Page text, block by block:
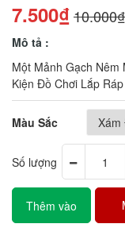
7.500₫10.000₫
Mô tả :
Một Mảnh Gạch Nêm
Kiện Đồ Chơi Lắp
Màu Sắc
Số lượng
Thêm vào